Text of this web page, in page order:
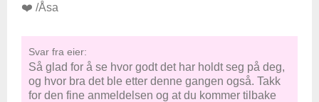
❤️ /Åsa
Svar fra eier:
Så glad for å se hvor godt det har holdt seg på deg,
og hvor bra det ble etter denne gangen også. Takk
for den fine anmeldelsen og at du kommer tilbake